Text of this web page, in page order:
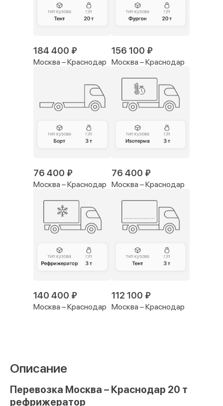
184 400 ₽
Москва – Краснодар
156 100 ₽
Москва – Краснодар
76 400 ₽
Москва – Краснодар
76 400 ₽
Москва – Краснодар
140 400 ₽
Москва – Краснодар
112 100 ₽
Москва – Краснодар
Описание
Перевозка Москва – Краснодар 20 т
рефрижератор